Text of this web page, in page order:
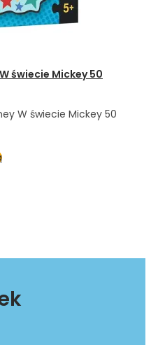
świecie Mickey 50
W świecie Mickey 50